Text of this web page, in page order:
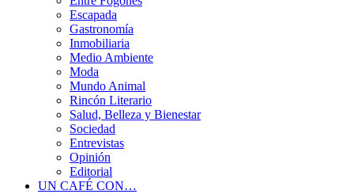
Escapada
Gastronomía
Inmobiliaria
Medio Ambiente
Moda
Mundo Animal
Rincón Literario
Salud, Belleza y Bienestar
Sociedad
Entrevistas
Opinión
Editorial
UN CAFÉ CON…